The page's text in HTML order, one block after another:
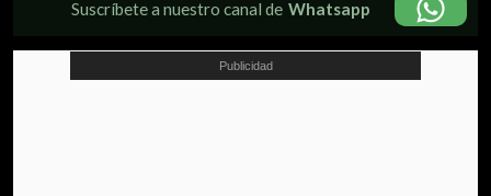
Suscríbete a nuestro canal de Whatsapp